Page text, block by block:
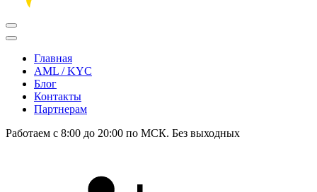
Главная
AML / KYC
Блог
Контакты
Партнерам
Работаем с 8:00 до 20:00 по МСК. Без выходных